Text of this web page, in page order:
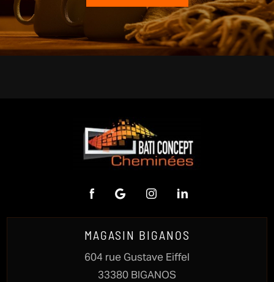
MAGASIN BIGANOS
604 rue Gustave Eiffel
33380 BIGANOS